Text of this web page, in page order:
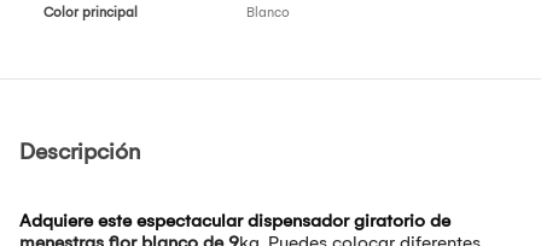
Color principal Blanco
Descripción
Adquiere este espectacular dispensador giratorio de